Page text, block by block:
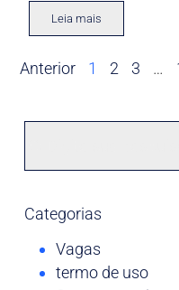
Leia mais
Anterior 1 2 3 …
Categorias
Vagas
termo de uso